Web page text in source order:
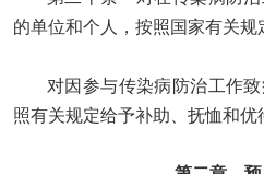
的单位和个人，按照国家有关规
对因参与传染病防治工作
照有关规定给予补助、抚恤和优